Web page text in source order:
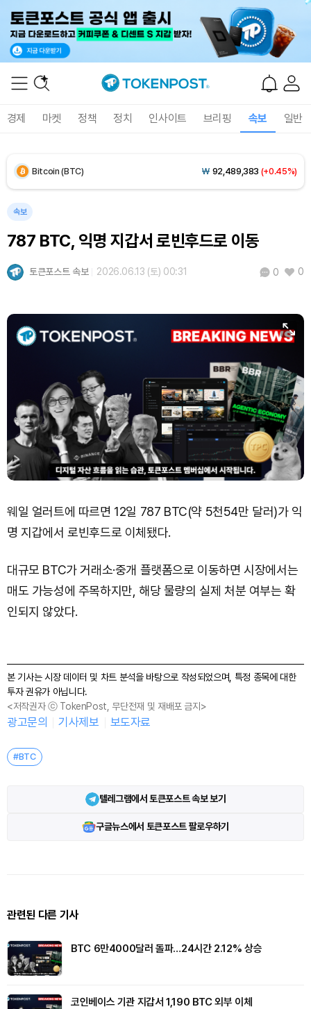
경제 마켓 정책 정치 인사이트 브리핑 속보 일반
Bitcoin (BTC) ₩ 92,489,383 (+0.45%)
Tether USDt (USDT) ₩1,424
BNB (BNB) 843,507(-0.13%)
XRP (XRP) ₩1,463(-2.16%)
Solana (SOL) ₩105,243(+0.73%)
TRON (TRX) ₩466.6(+0.04%)
Hyperliquid (HYPE) ₩79,413(-0.04%)
Dogecoin (DOGE) ₩99.60(+1.12%)
속보
787 BTC, 익명 지갑서 로빈후드로 이동
토큰포스트 속보 2026.06.13 (토) 00:31 0 0
웨일 얼러트에 따르면 12일 787 BTC(약 5천54만 달러)가 익
명 지갑에서 로빈후드로 이체됐다.
대규모 BTC가 거래소·중개 플랫폼으로 이동하면 시장에서는
매도 가능성에 주목하지만, 해당 물량의 실제 처분 여부는 확
인되지 않았다.
본 기사는 시장 데이터 및 차트 분석을 바탕으로 작성되었으며, 특정 종목에 대한
투자 권유가 아닙니다.
<저작권자 ⓒ TokenPost, 무단전재 및 재배포 금지>
광고문의 기사제보 보도자료
#BTC
텔레그램에서 토큰포스트 속보 보기
구글뉴스에서 토큰포스트 팔로우하기
관련된 다른 기사
BTC 6만4000달러 돌파…24시간 2.12% 상승
코인베이스 기관 지갑서 1,190 BTC 외부 이체